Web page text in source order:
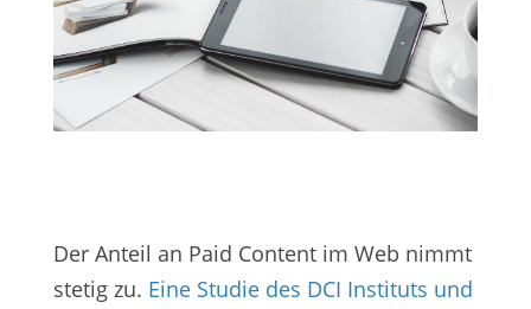
Der Anteil an Paid Content im Web nimmt
stetig zu. Eine Studie des DCI Instituts und